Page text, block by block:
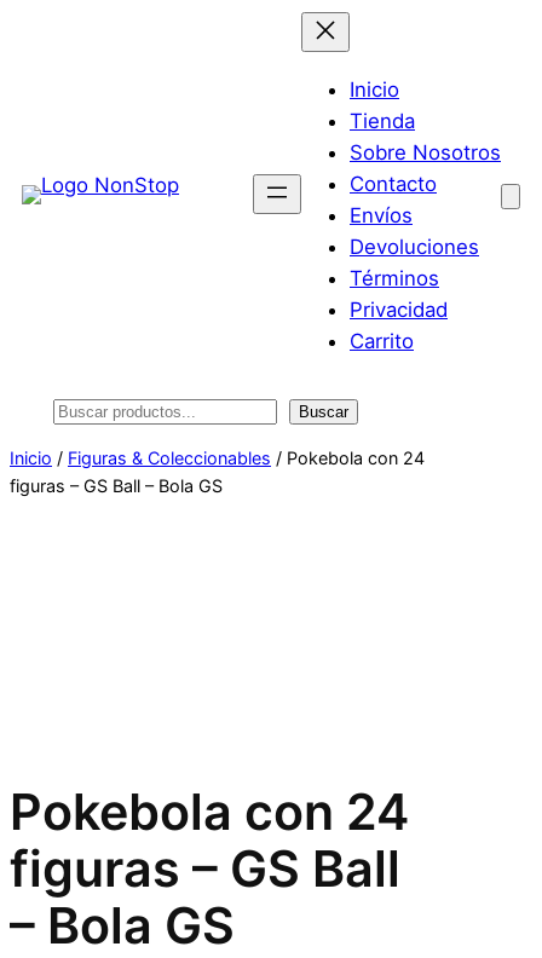
Inicio
Tienda
Sobre Nosotros
Contacto
Envíos
Devoluciones
Términos
Privacidad
Carrito
Buscar Buscar
Inicio / Figuras & Coleccionables / Pokebola con 24
figuras – GS Ball – Bola GS
Pokebola con 24
figuras – GS Ball
– Bola GS